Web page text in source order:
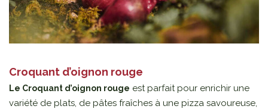
Croquant d’oignon rouge
Le Croquant d’oignon rouge est parfait pour enrichir une
variété de plats, de pâtes fraîches à une pizza savoureuse,